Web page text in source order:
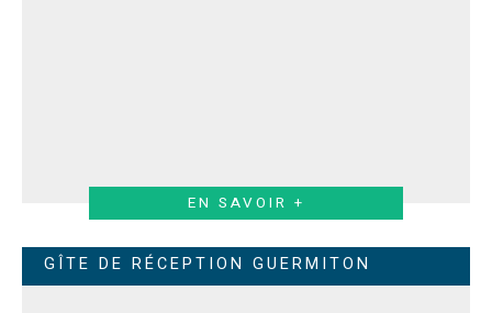
EN SAVOIR +
GÎTE DE RÉCEPTION GUERMITON